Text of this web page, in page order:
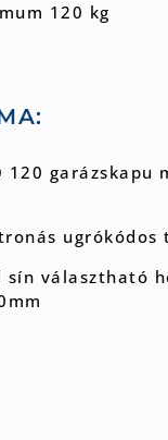
120 kg
120
sín választható